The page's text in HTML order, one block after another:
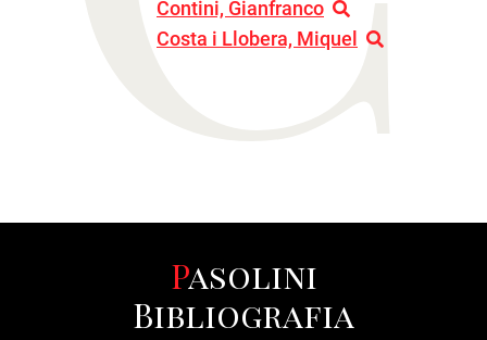
Contini, Gianfranco
Costa i Llobera, Miquel
Pasolini
Bibliografia